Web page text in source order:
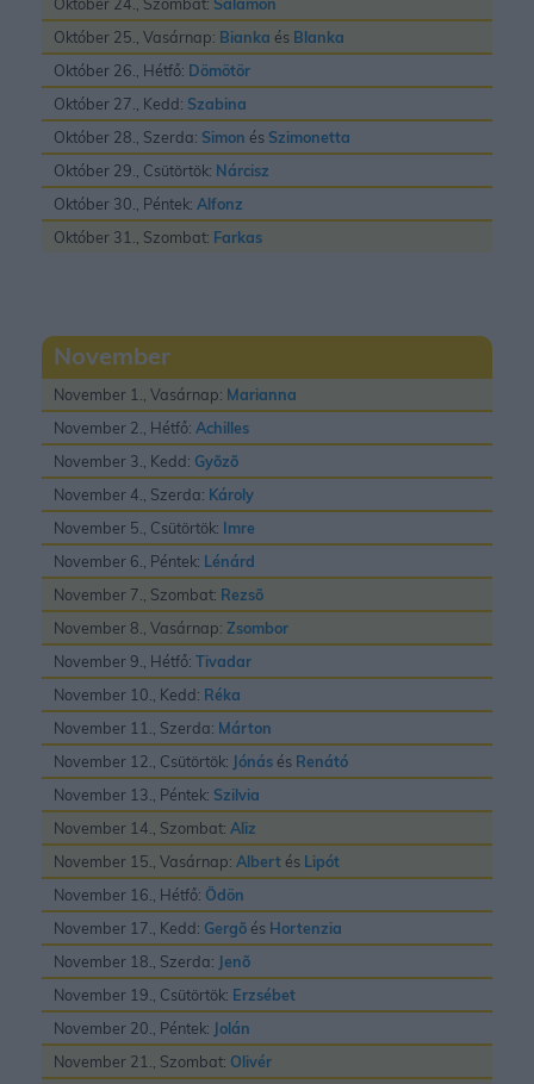
Október 25., Vasárnap: Bianka és Blanka
Október 26., Hétfő: Dömötör
Október 27., Kedd: Szabina
Október 28., Szerda: Simon és Szimonetta
Október 29., Csütörtök: Nárcisz
Október 30., Péntek: Alfonz
Október 31., Szombat: Farkas
November
November 1., Vasárnap: Marianna
November 2., Hétfő: Achilles
November 3., Kedd: Gyõzõ
November 4., Szerda: Károly
November 5., Csütörtök: Imre
November 6., Péntek: Lénárd
November 7., Szombat: Rezsõ
November 8., Vasárnap: Zsombor
November 9., Hétfő: Tivadar
November 10., Kedd: Réka
November 11., Szerda: Márton
November 12., Csütörtök: Jónás és Renátó
November 13., Péntek: Szilvia
November 14., Szombat: Aliz
November 15., Vasárnap: Albert és Lipót
November 16., Hétfő: Ödön
November 17., Kedd: Gergõ és Hortenzia
November 18., Szerda: Jenõ
November 19., Csütörtök: Erzsébet
November 20., Péntek: Jolán
November 21., Szombat: Olivér